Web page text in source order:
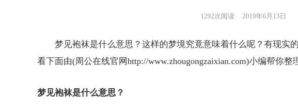
1292次阅读 2019年6月13日
梦见袍袜是什么意思？这样的梦境究竟意味着什么呢？有现实
看下面由(周公在线官网http://www.zhougongzaixian.com)小编帮你整
梦见袍袜是什么意思？